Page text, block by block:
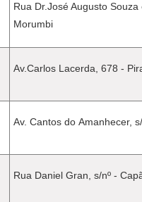
Rua Dr.José Augusto
Morumbi
Av.Carlos Lacerda, 678 -
Av. Cantos do Amanhecer,
Rua Daniel Gran, s/nº -